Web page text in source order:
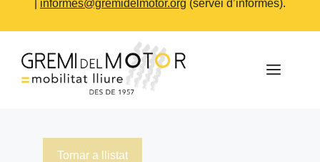
informes@gremidelmotor.org (servei d’informes).
contingut
Tornar a llistat